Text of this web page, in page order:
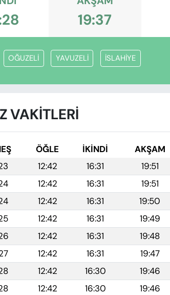
19:37
OĞUZELİ YAVUZELİ İSLAHİYE
VAKITLERI
ÖĞLE İKINDI AKŞAM
12:42 16:31 19:51
12:42 16:31 19:51
12:42 16:31 19:50
12:42 16:31 19:49
12:42 16:31 19:48
12:42 16:31 19:47
12:42 16:30 19:46
12:42 16:30 19:46